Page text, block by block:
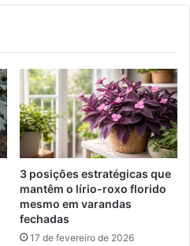
3 posições estratégicas que
mantêm o lírio-roxo florido
mesmo em varandas
fechadas
17 de fevereiro de 2026